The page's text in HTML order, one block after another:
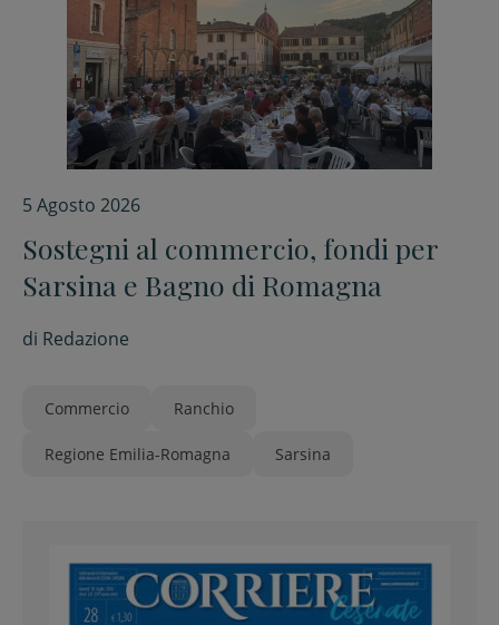
5 Agosto 2026
Sostegni al commercio, fondi per
Sarsina e Bagno di Romagna
di Redazione
Commercio Ranchio
Regione Emilia-Romagna Sarsina